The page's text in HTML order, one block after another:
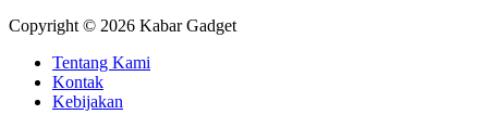
Copyright © 2026 Kabar Gadget
Tentang Kami
Kontak
Kebijakan